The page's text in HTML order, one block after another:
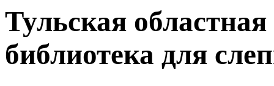
Тульская
библиотека для